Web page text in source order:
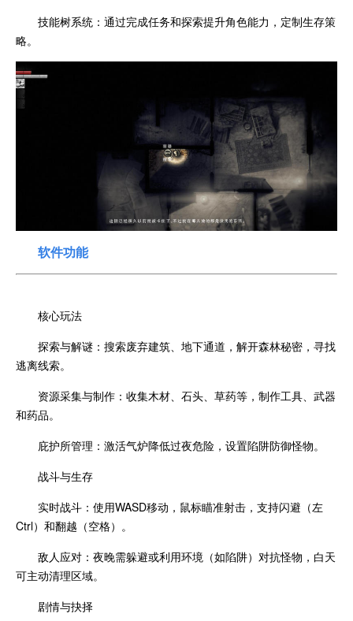
技能树系统：通过完成任务和探索提升角色能力，定制生存策
略。
软件功能
核心玩法
探索与解谜：搜索废弃建筑、地下通道，解开森林秘密，寻找
逃离线索。
资源采集与制作：收集木材、石头、草药等，制作工具、武器
和药品。
庇护所管理：激活气炉降低过夜危险，设置陷阱防御怪物。
战斗与生存
实时战斗：使用WASD移动，鼠标瞄准射击，支持闪避（左
Ctrl）和翻越（空格）。
敌人应对：夜晚需躲避或利用环境（如陷阱）对抗怪物，白天
可主动清理区域。
剧情与抉择